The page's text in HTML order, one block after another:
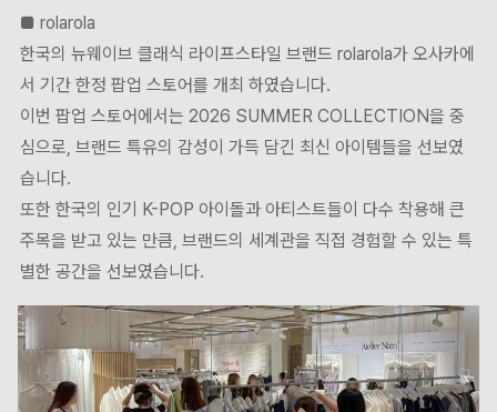
■ rolarola
한국의 뉴웨이브 클래식 라이프스타일 브랜드 rolarola가 오사카에
서 기간 한정 팝업 스토어를 개최 하였습니다.
이번 팝업 스토어에서는 2026 SUMMER COLLECTION을 중
심으로, 브랜드 특유의 감성이 가득 담긴 최신 아이템들을 선보였
습니다.
또한 한국의 인기 K-POP 아이돌과 아티스트들이 다수 착용해 큰
주목을 받고 있는 만큼, 브랜드의 세계관을 직접 경험할 수 있는 특
별한 공간을 선보였습니다.